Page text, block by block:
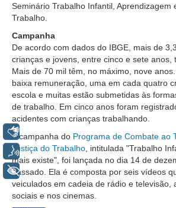
Comitê de Priorização do Primeiro
Comitê de Gestão de Pessoas
Comissão de Vitaliciamento
Comitê de Atenção Integral à Saúde
Servidores
Comitê de Segurança Permanente
Comitê de Combate ao Trabalho
Aprendizagem
Comitê de Incentivo à Participação
no âmbito do TRT-11
Comitê de Prevenção e
Seminário Trabalho Infantil, Aprendizagem
Trabalho.
Campanha
De acordo com dados do IBGE, mais de
crianças e jovens, entre cinco e sete anos,
Mais de 70 mil têm, no máximo, nove
baixa remuneração, uma em cada quatro
escola e muitas estão submetidas às
de trabalho. Em cinco anos foram
acidentes com crianças trabalhando.
A campanha do Programa de Combate ao
Justiça do Trabalho, intitulada "Trabalho
mais existe", foi lançada no dia 14 de
passado. Ela é composta por seis vídeos
veiculados em cadeia de rádio e televisão,
sociais e nos cinemas.
Libras
Voz
+ Acessibilidade